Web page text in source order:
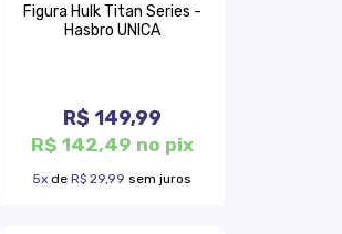
Figura Hulk Titan Series -
Hasbro UNICA
R$ 149,99
R$ 142,49 no pix
5x deR$ 29,99 sem juros